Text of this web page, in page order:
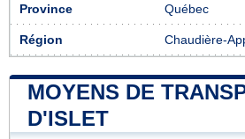
Province Québec
Région Chaudière-
MOYENS DE
D'ISLET